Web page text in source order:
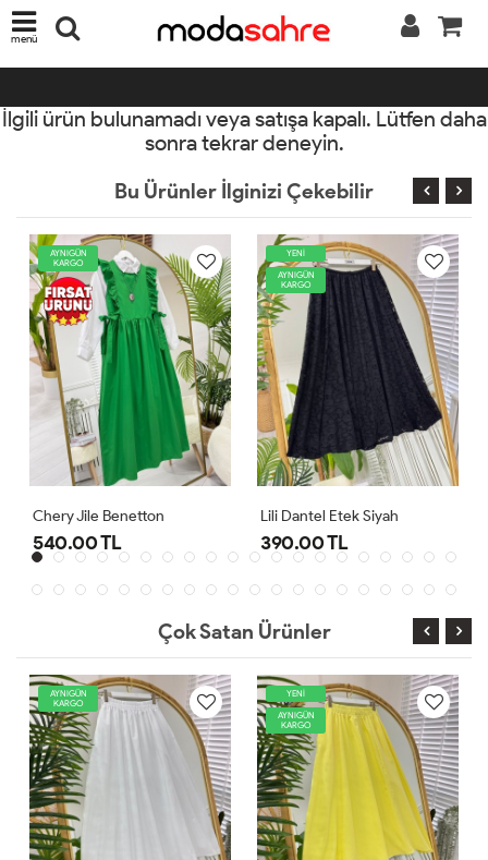
menü
İlgili ürün bulunamadı veya satışa kapalı. Lütfen daha
sonra tekrar deneyin.
Bu Ürünler İlginizi Çekebilir
YENİ
AYNIGÜN
KARGO
Lili Dantel Etek Siyah
390.00 TL
YENİ
AYNIGÜN
KARGO
Selin Etek Fuşya
550.00 TL
Çok Satan Ürünler
YENİ
AYNIGÜN
KARGO
AYNIGÜN
KARGO